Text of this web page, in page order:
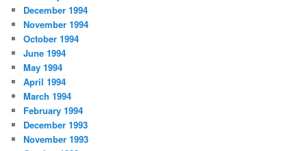
December 1994
November 1994
October 1994
June 1994
May 1994
April 1994
March 1994
February 1994
December 1993
November 1993